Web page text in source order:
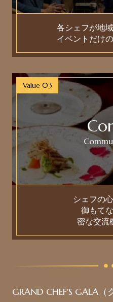
各シェフが地
イベントだけ
Value 03
シェフの
御もて
密な交流
GRAND CHEF'S GALA